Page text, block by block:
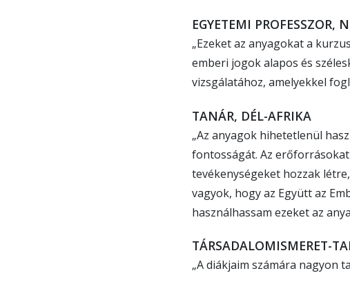
EGYETEMI PROFESSZOR,
„Ezeket az anyagokat a
emberi jogok alapos és
vizsgálatához, amelyekkel
TANÁR, DÉL-AFRIKA
„Az anyagok hihetetlenül
fontosságát. Az
tevékenységeket hozzak
vagyok, hogy az Együtt az
használhassam ezeket az
TÁRSADALOMISMERET-
„A diákjaim számára nagyon